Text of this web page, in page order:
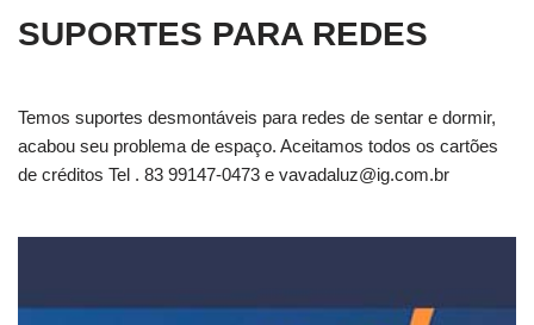
SUPORTES PARA REDES
Temos suportes desmontáveis para redes de sentar e dormir,
acabou seu problema de espaço. Aceitamos todos os cartões
de créditos Tel . 83 99147-0473 e vavadaluz@ig.com.br